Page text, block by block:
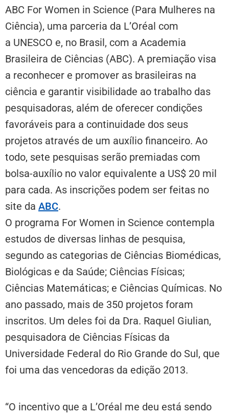
ABC For Women in Science (Para Mulheres na
Ciência), uma parceria da L’Oréal com
a UNESCO e, no Brasil, com a Academia
Brasileira de Ciências (ABC). A premiação visa
a reconhecer e promover as brasileiras na
ciência e garantir visibilidade ao trabalho das
pesquisadoras, além de oferecer condições
favoráveis para a continuidade dos seus
projetos através de um auxílio financeiro. Ao
todo, sete pesquisas serão premiadas com
bolsa-auxílio no valor equivalente a US$ 20 mil
para cada. As inscrições podem ser feitas no
site da ABC.
O programa For Women in Science contempla
estudos de diversas linhas de pesquisa,
segundo as categorias de Ciências Biomédicas,
Biológicas e da Saúde; Ciências Físicas;
Ciências Matemáticas; e Ciências Químicas. No
ano passado, mais de 350 projetos foram
inscritos. Um deles foi da Dra. Raquel Giulian,
pesquisadora de Ciências Físicas da
Universidade Federal do Rio Grande do Sul, que
foi uma das vencedoras da edição 2013.
“O incentivo que a L’Oréal me deu está sendo